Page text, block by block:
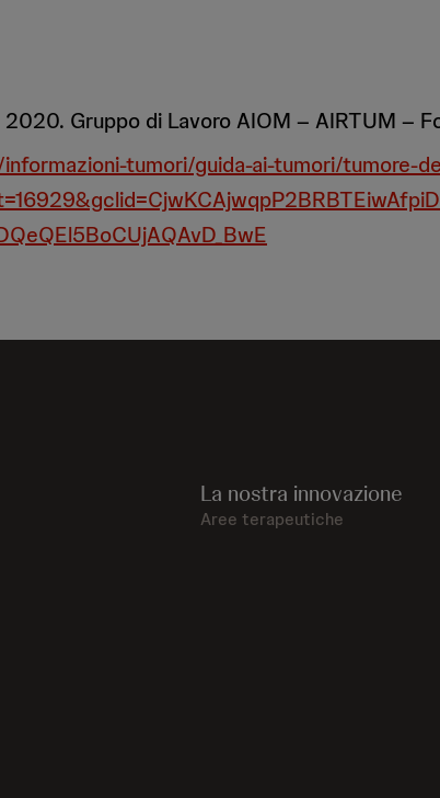
Gruppo di Lavoro AIOM – AIRTUM –
tumori/guida-ai-tumori/tumore-
La nostra innovazione
Aree terapeutiche